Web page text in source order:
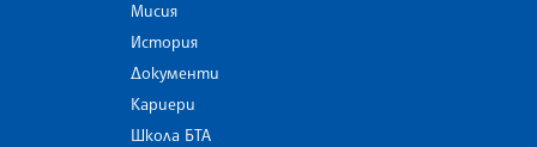
Мисия
История
Документи
Кариери
Школа БТА